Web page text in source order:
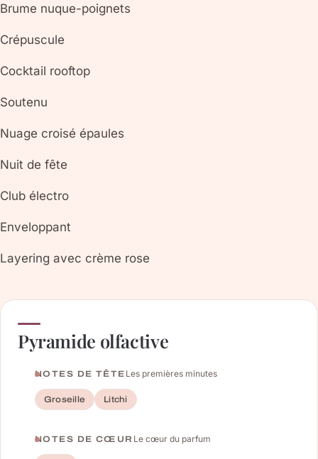
Brume nuque-poignets
Crépuscule
Cocktail rooftop
Soutenu
Nuage croisé épaules
Nuit de fête
Club électro
Enveloppant
Layering avec crème rose
Pyramide olfactive
NOTES DE TÊTE Les premières minutes
Groseille Litchi
NOTES DE CŒUR Le cœur du parfum